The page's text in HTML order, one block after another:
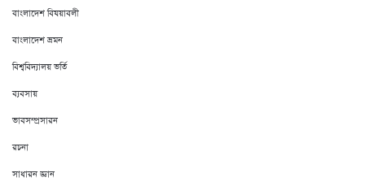
বাংলাদেশ বিষয়াবলী
বাংলাদেশ ভ্রমন
বিশ্ববিদ্যালয় ভর্তি
ব্যবসায়
ভাবসম্প্রসারন
রচনা
সাধারন জ্ঞান